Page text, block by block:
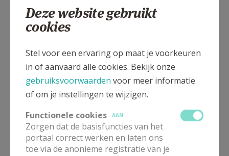
de plaats daarvan is er nu het Franciscushuis. Hier
huist niet enkel het parochiesecretariaat van Lommel
Centrum, maar er is ook een winkel met onder andere
religieuze boeken en wenskaarten, én er is een zaal
voor samenkomsten. Het Franciscushuis opent zo
nieuwe kansen voor pastorale activiteiten en voor het
verenigingsleven van heel Lommel. Daarnaast blijft
secretariaat, als archiefruimte en als vergaderruimte
voor pastorale groepen.
In Lommel zijn nog enkele parochiezalen en er zijn tal
Deze website gebruikt
cookies
Stel voor een ervaring op maat je voorkeuren
in of aanvaard alle cookies. Bekijk onze
gebruiksvoorwaarden voor meer informatie
of om je instellingen te wijzigen.
Functionele cookies
AAN
Zorgen dat de basisfuncties van het
portaal correct werken en laten ons
toe via de anonieme registratie van je